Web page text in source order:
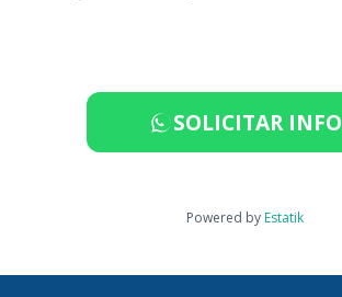
SOLICITAR INFO
Powered by Estatik